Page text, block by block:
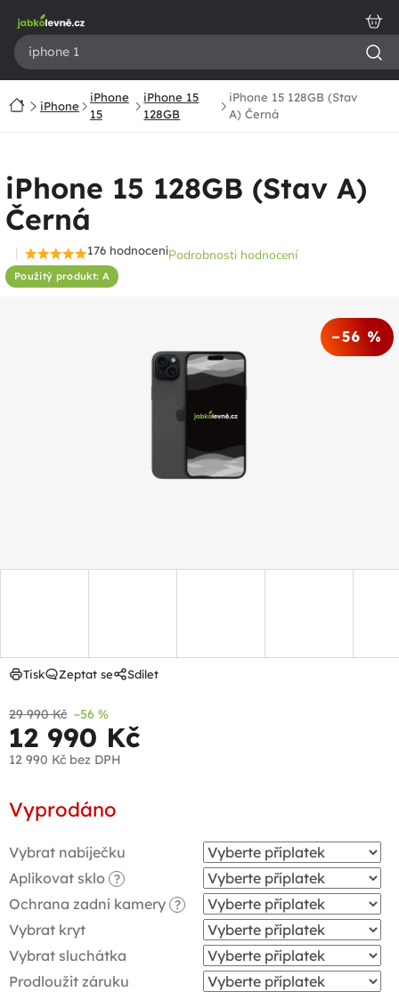
obsah
DomůiPhone
iPhone
15
iPhone 15
128GB
iPhone 15 128GB (Stav
A) Černá
iPhone 15 128GB (Stav A)
Černá
Použitý produkt: A
Průměrné
hodnocení
176 hodnoceníPodrobnosti hodnocení
–56 %
29 990 Kč –56 %
12 990 Kč
12 990 Kč bez DPH
cena:
Vyprodáno
Vybrat nabíječku
Aplikovat sklo
?
Ochrana zadní kamery ?
Vybrat kryt
Vybrat sluchátka
Prodloužit záruku
Tisk Zeptat se Sdílet